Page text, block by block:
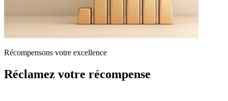
Récompensons votre excellence
Réclamez votre récompense